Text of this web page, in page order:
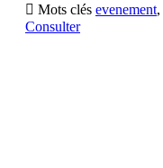
 Mots clés evenement,
Consulter